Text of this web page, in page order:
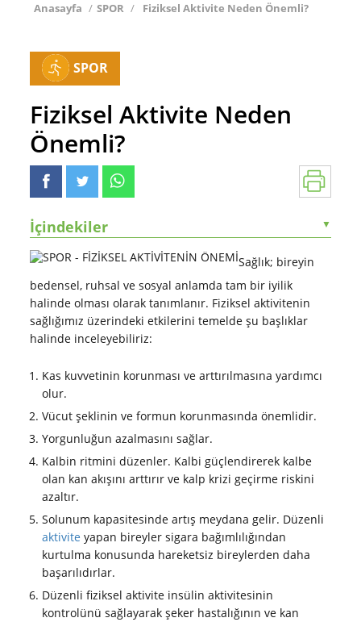
Anasayfa / SPOR / Fiziksel Aktivite Neden Önemli?
SPOR
Fiziksel Aktivite Neden
Önemli?
İçindekiler ▼
Sağlık; bireyin
bedensel, ruhsal ve sosyal anlamda tam bir iyilik
halinde olması olarak tanımlanır. Fiziksel aktivitenin
sağlığımız üzerindeki etkilerini temelde şu başlıklar
halinde inceleyebiliriz:
Kas kuvvetinin korunması ve arttırılmasına yardımcı
olur.
Vücut şeklinin ve formun korunmasında önemlidir.
Yorgunluğun azalmasını sağlar.
Kalbin ritmini düzenler. Kalbi güçlendirerek kalbe
olan kan akışını arttırır ve kalp krizi geçirme riskini
azaltır.
Solunum kapasitesinde artış meydana gelir. Düzenli
aktivite yapan bireyler sigara bağımlılığından
kurtulma konusunda hareketsiz bireylerden daha
başarılıdırlar.
Düzenli fiziksel aktivite insülin aktivitesinin
kontrolünü sağlayarak şeker hastalığının ve kan